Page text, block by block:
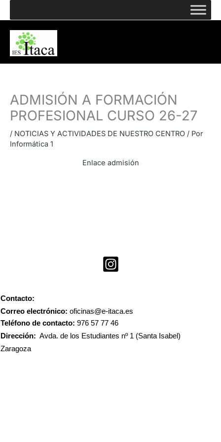
contenido
ADMISIÓN A FORMACIÓN
PROFESIONAL CURSO 26-27
/ NOTICIAS Y ACTIVIDADES DE NUESTRO CENTRO / Por
Informática 1
Enlace admisión
Contacto:
Correo electrónico: oficinas@e-itaca.es
Teléfono de contacto: 976 57 77 46
Dirección: Avda. de los Estudiantes nº 1 (Santa Isabel)
Zaragoza